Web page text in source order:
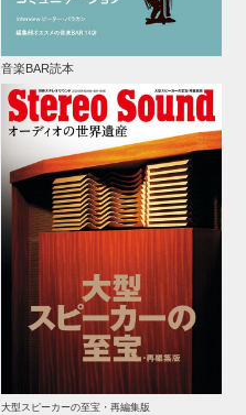
音楽BAR読本
大型スピーカーの至宝・再編集版